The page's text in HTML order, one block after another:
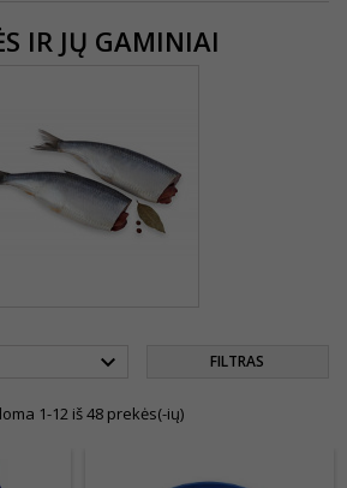
IR JŲ GAMINIAI
 FILTRAS
1-12 iš 48 prekės(-ių)